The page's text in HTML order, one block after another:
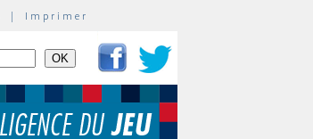
| Imprimer